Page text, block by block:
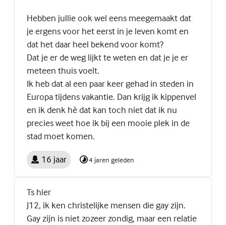
Hebben jullie ook wel eens meegemaakt dat
je ergens voor het eerst in je leven komt en
dat het daar heel bekend voor komt?
Dat je er de weg lijkt te weten en dat je je er
meteen thuis voelt.
Ik heb dat al een paar keer gehad in steden in
Europa tijdens vakantie. Dan krijg ik kippenvel
en ik denk hè dat kan toch niet dat ik nu
precies weet hoe ik bij een mooie plek in de
stad moet komen.
16 jaar 4 jaren geleden
Ts hier
J12, ik ken christelijke mensen die gay zijn.
Gay zijn is niet zozeer zondig, maar een relatie